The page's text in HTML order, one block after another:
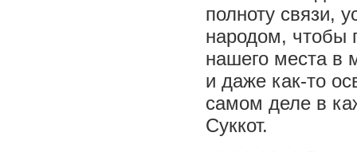
полноту связи,
народом, чтобы
нашего места в
и даже как-то
самом деле в
Суккот.